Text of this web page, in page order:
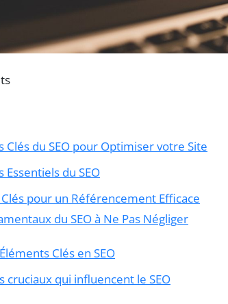
Clés du SEO pour Optimiser votre Site
Essentiels du SEO
pour un Référencement Efficace
du SEO à Ne Pas Négliger
Clés en SEO
cruciaux qui influencent le SEO